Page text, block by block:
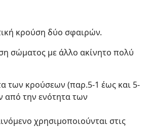
κρούση δύο σφαιρών.
σώματος με άλλο ακίνητο πολύ
των κρούσεων (παρ.5-1 έως και 5-
από την ενότητα των
χρησιμοποιούνται στις